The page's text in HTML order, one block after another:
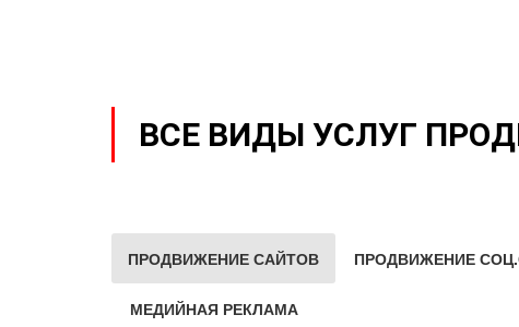
ВСЕ ВИДЫ УСЛУГ
ПРОДВИЖЕНИЕ САЙТОВ ПРОДВИЖЕНИЕ
МЕДИЙНАЯ РЕКЛАМА